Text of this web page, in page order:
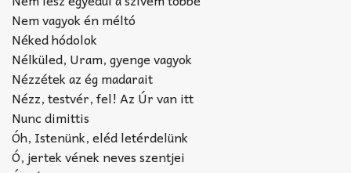
Nem vagyok én méltó
Néked hódolok
Nélküled, Uram, gyenge vagyok
Nézzétek az ég madarait
Nézz, testvér, fel! Az Úr van itt
Nunc dimittis
Óh, Istenünk, eléd letérdelünk
Ó, jertek vének neves szentjei